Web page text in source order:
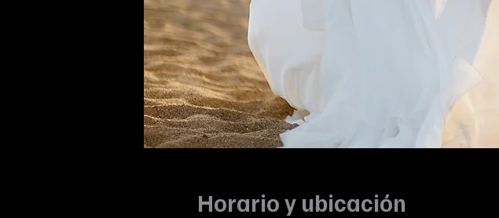
Horario y ubicación